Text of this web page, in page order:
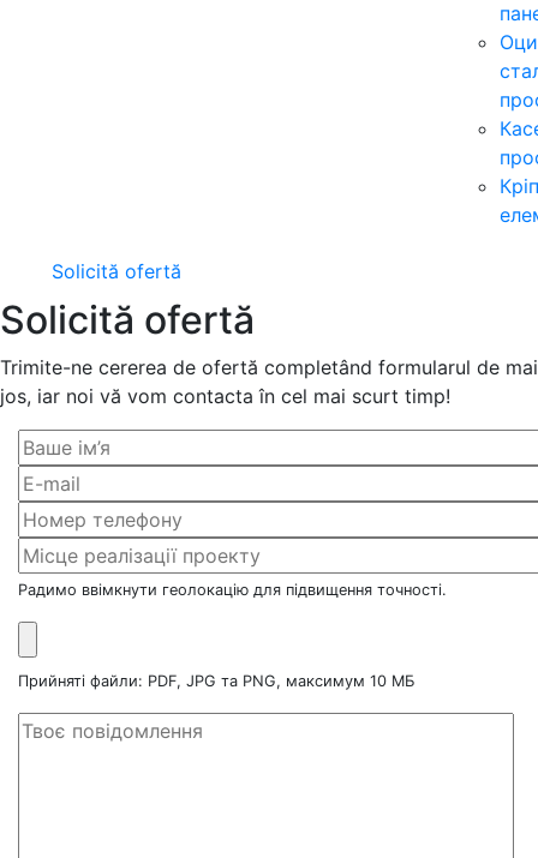
Solicită ofertă
Solicită ofertă
Trimite-ne cererea de ofertă completând formularul de mai
jos, iar noi vă vom contacta în cel mai scurt timp!
Радимо ввімкнути геолокацію для підвищення точності.
Прийняті файли: PDF, JPG та PNG, максимум 10 МБ